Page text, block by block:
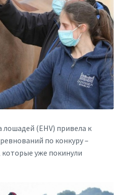
лошадей (EHV) привела к
по конкуру –
уже покинули